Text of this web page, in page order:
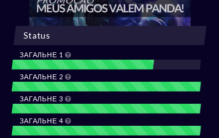
Status
ЗАГАЛЬНЕ 1
ЗАГАЛЬНЕ 2
ЗАГАЛЬНЕ 3
ЗАГАЛЬНЕ 4